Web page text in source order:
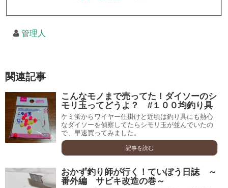
管理人
関連記事
こんなモノまで売ってた！ダイソーのシ
モリ玉ってどうよ？ #１００均釣り具
ケミ蛍からワイヤー仕掛けと近頃は釣り具にも熱心
なダイソーを偵察してたらシモリ玉が並んでいたの
で、早速買ってみました。
記事を読む
おかず釣り師が行く！ていぼう日誌 ～
番外編 サビキ改造の巻～